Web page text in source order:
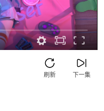
下一集
刷新